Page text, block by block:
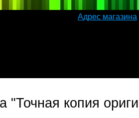
Адрес магазина
"Точная копия